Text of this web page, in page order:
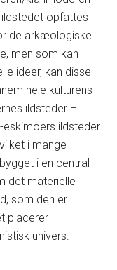
opfattes
de arkæologiske
men som kan
ideer, kan disse
hele kulturens
ildsteder – i
ildsteder
i mange
i en central
det materielle
som den er
placerer
univers.